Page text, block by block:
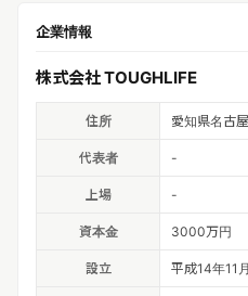
企業情報
株式会社 TOUGHLIFE
住所 愛知県名古
代表者 -
上場 -
資本金 3000万円
設立 平成14年11月